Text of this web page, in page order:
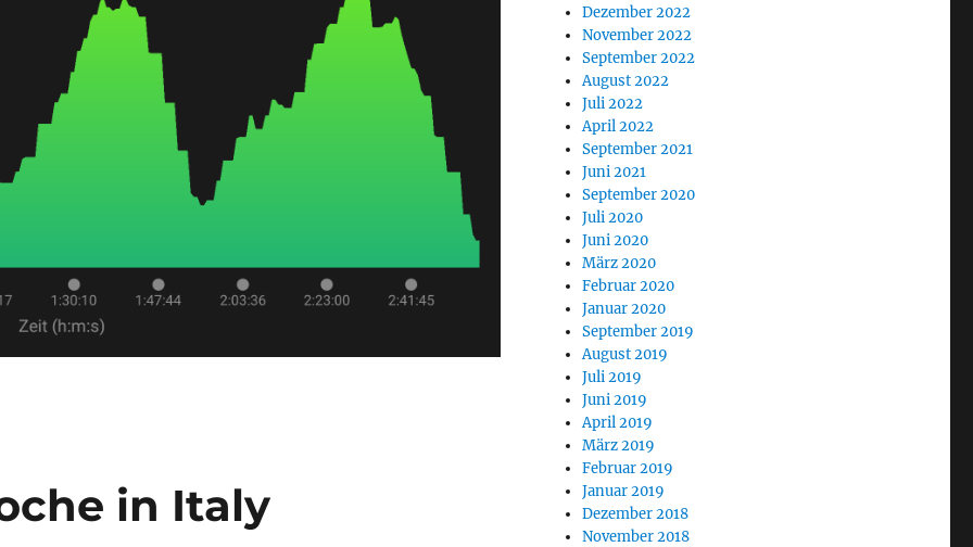
in Italy
Dezember 2022
November 2022
September 2022
August 2022
Juli 2022
April 2022
September 2021
Juni 2021
September 2020
Juli 2020
Juni 2020
März 2020
Februar 2020
Januar 2020
September 2019
August 2019
Juli 2019
Juni 2019
April 2019
März 2019
Februar 2019
Januar 2019
Dezember 2018
November 2018